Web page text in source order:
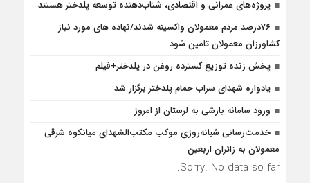
پروژه‌های عمرانی و اقتصادی، شتاب‌دهنده توسعه پلدختر هستند
۷۶درصد مردم معمولان واکسینه شدند/نهاده های مورد نیاز
کشاورزان معمولان تامین شود
پخش زنده توزیع گسترده روغن در پلدختر+فیلم
یادواره شهدای سراب حمام پلدختر برگزار شد
ورود سامانه بارشی به لرستان از امروز
خدمت‌رسانی شبانه‌روزی موکب مکتب‌الشهدای میانکوه شرقی
معمولان به زائران اربعین
Sorry. No data so far.